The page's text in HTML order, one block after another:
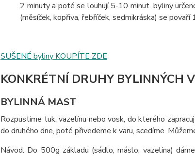
2 minuty a poté se louhují 5-10 minut. byliny
(měsíček, kopřiva, řebříček, sedmikráska) se povaří
SUŠENÉ byliny KOUPÍTE ZDE
KONKRÉTNÍ DRUHY BYLINNÝCH
BYLINNÁ MAST
Rozpustíme tuk, vazelínu nebo vosk, do kterého
do druhého dne, poté přivedeme k varu, scedíme.
Návod: Do 500g základu (sádlo, máslo, vazelína)